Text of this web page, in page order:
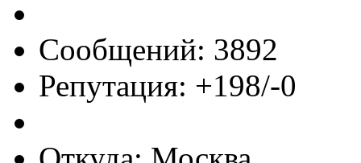
Сообщений: 3892
Репутация: +198/-0